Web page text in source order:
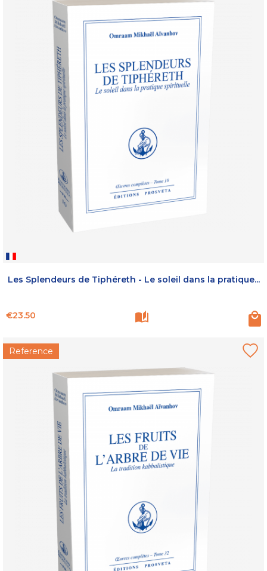
Les Splendeurs de Tiphéreth - Le soleil dans la pratique...
Price
€23.50
Reference